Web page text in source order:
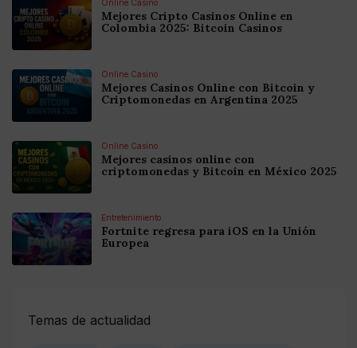
Online Casino
Mejores Cripto Casinos Online en
Colombia 2025: Bitcoin Casinos
Online Casino
Mejores Casinos Online con Bitcoin y
Criptomonedas en Argentina 2025
Online Casino
Mejores casinos online con
criptomonedas y Bitcoin en México 2025
Entretenimiento
Fortnite regresa para iOS en la Unión
Europea
Temas de actualidad